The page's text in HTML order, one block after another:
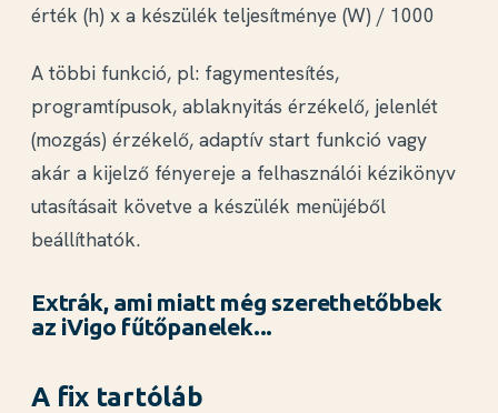
érték (h) x a készülék teljesítménye (W) / 1000
A többi funkció, pl: fagymentesítés,
programtípusok, ablaknyitás érzékelő, jelenlét
(mozgás) érzékelő, adaptív start funkció vagy
akár a kijelző fényereje a felhasználói kézikönyv
utasításait követve a készülék menüjéből
beállíthatók.
Extrák, ami miatt még szerethetőbbek
az iVigo fűtőpanelek...
A fix tartóláb